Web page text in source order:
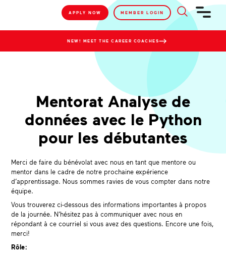
APPLY NOW MEMBER LOGIN
NEW! MEET THE CAREER COACHES
Mentorat Analyse de
données avec le Python
pour les débutantes
Merci de faire du bénévolat avec nous en tant que mentore ou
mentor dans le cadre de notre prochaine expérience
d’apprentissage. Nous sommes ravies de vous compter dans notre
équipe.
Vous trouverez ci-dessous des informations importantes à propos
de la journée. N’hésitez pas à communiquer avec nous en
répondant à ce courriel si vous avez des questions. Encore une fois,
merci!
Rôle :